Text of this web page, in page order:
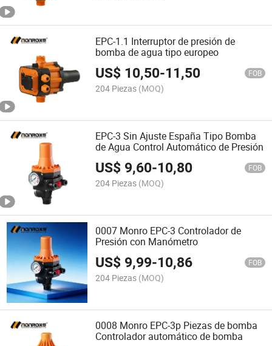
EPC-1.1 Interruptor de presión de
bomba de agua tipo europeo
US$ 10,50-11,50 FOB
204 Piezas (MOQ)
EPC-3 Sin Ajuste España Tipo Bomba
de Agua Control Automático de Presión
US$ 9,60-10,80 FOB
204 Piezas (MOQ)
0007 Monro EPC-3 Controlador de
Presión con Manómetro
US$ 9,99-10,86 FOB
204 Piezas (MOQ)
0008 Monro EPC-3p Piezas de bomba
Controlador automático de bomba